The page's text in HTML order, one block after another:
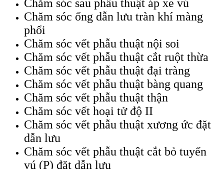
Chăm sóc sau phẫu thuật áp xe vú
Chăm sóc ống dẫn lưu tràn khí màng
phổi
Chăm sóc vết phẫu thuật nội soi
Chăm sóc vết phẫu thuật cắt ruột thừa
Chăm sóc vết phẫu thuật đại tràng
Chăm sóc vết phẫu thuật bàng quang
Chăm sóc vết phẫu thuật thận
Chăm sóc vết hoại tử độ II
Chăm sóc vết phẫu thuật xương ức đặt
dẫn lưu
Chăm sóc vết phẫu thuật cắt bỏ tuyến
vú (P) đặt dẫn lưu